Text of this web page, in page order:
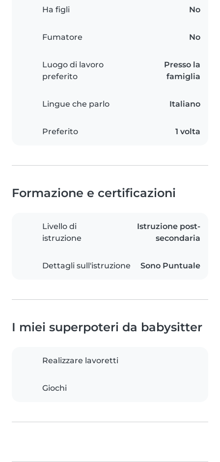
Ha figli No
Fumatore No
Luogo di lavoro
preferito
Presso la
famiglia
Lingue che parlo Italiano
Preferito 1 volta
Formazione e certificazioni
Livello di
istruzione
Istruzione post-
secondaria
Dettagli sull'istruzione Sono Puntuale
I miei superpoteri da babysitter
Realizzare lavoretti
Giochi